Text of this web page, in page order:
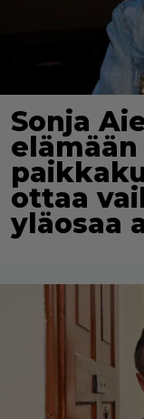
Sonja
ottaa
yläosaa